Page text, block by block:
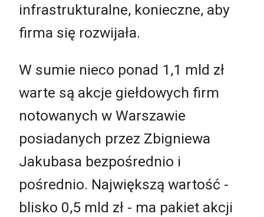
infrastrukturalne, konieczne, aby
firma się rozwijała.
W sumie nieco ponad 1,1 mld zł
warte są akcje giełdowych firm
notowanych w Warszawie
posiadanych przez Zbigniewa
Jakubasa bezpośrednio i
pośrednio. Największą wartość -
blisko 0,5 mld zł - ma pakiet akcji